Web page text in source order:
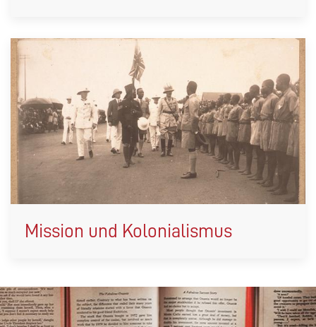
Mission und Kolonialismus